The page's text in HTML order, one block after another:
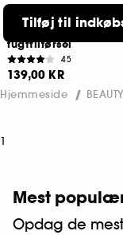
Calming Serum:
fugttilførsel
45
139,00 KR
Tilføj til
Hjemmeside
1
Mest
Opdag de